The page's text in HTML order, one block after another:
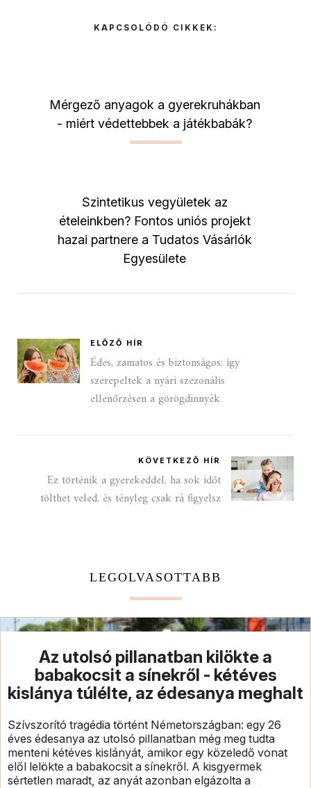
KAPCSOLÓDÓ CIKKEK:
Mérgező anyagok a gyerekruhákban
- miért védettebbek a játékbabák?
Szintetikus vegyületek az
ételeinkben? Fontos uniós projekt
hazai partnere a Tudatos Vásárlók
Egyesülete
ELŐZŐ HÍR
Édes, zamatos és biztonságos: így
szerepeltek a nyári szezonális
ellenőrzésen a görögdinnyék
KÖVETKEZŐ HÍR
Ez történik a gyerekeddel, ha sok időt
tölthet veled, és tényleg csak rá figyelsz
LEGOLVASOTTABB
Az utolsó pillanatban kilökte a
babakocsit a sínekről - kétéves
kislánya túlélte, az édesanya meghalt
Szívszorító tragédia történt Németországban: egy 26
éves édesanya az utolsó pillanatban még meg tudta
menteni kétéves kislányát, amikor egy közeledő vonat
elől lelökte a babakocsit a sínekről. A kisgyermek
sértetlen maradt, az anyát azonban elgázolta a